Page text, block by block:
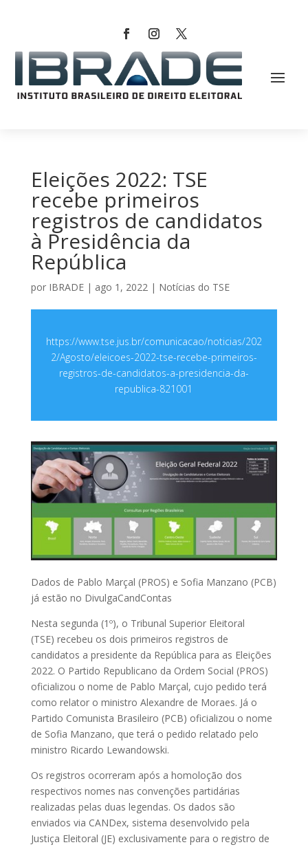
Eleições 2022: TSE
recebe primeiros
registros de candidatos
à Presidência da
República
por IBRADE| ago 1, 2022| Notícias do TSE
https://www.tse.jus.br/comunicacao/noticias/202
2/Agosto/eleicoes-2022-tse-recebe-primeiros-
registros-de-candidatos-a-presidencia-da-
republica-821001
Dados de Pablo Marçal (PROS) e Sofia Manzano (PCB)
já estão no DivulgaCandContas
Nesta segunda (1º), o Tribunal Superior Eleitoral
(TSE) recebeu os dois primeiros registros de
candidatos a presidente da República para as Eleições
2022. O Partido Republicano da Ordem Social (PROS)
oficializou o nome de Pablo Marçal, cujo pedido terá
como relator o ministro Alexandre de Moraes. Já o
Partido Comunista Brasileiro (PCB) oficializou o nome
de Sofia Manzano, que terá o pedido relatado pelo
ministro Ricardo Lewandowski.
Os registros ocorreram após a homoloção dos
respectivos nomes nas convenções partidárias
realizadas pelas duas legendas. Os dados são
enviados via CANDex, sistema desenvolvido pela
Justiça Eleitoral (JE) exclusivamente para o registro de